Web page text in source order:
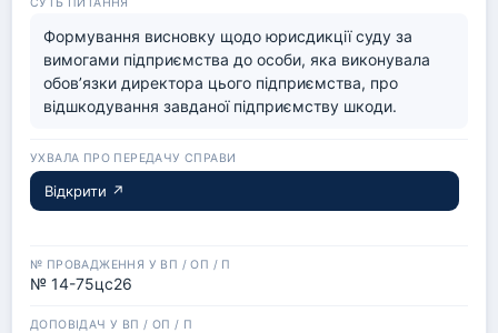
Формування висновку щодо юрисдикції суду за
вимогами підприємства до особи, яка виконувала
обов’язки директора цього підприємства, про
відшкодування завданої підприємству шкоди.
Відкрити ↗
№ 14-75цс26